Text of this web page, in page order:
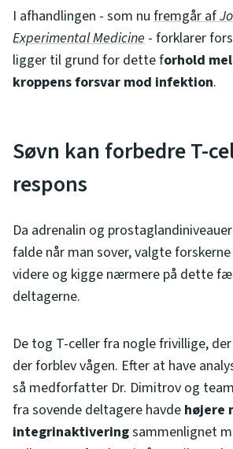
I afhandlingen - som nu fremgår af
Experimental Medicine - forklarer
ligger til grund for dette forhold
kroppens forsvar mod infektion.
Søvn kan forbedre T-
respons
Da adrenalin og
falde når man sover, valgte
videre og kigge nærmere på dette
deltagerne.
De tog T-celler fra nogle frivillige,
der forblev vågen. Efter at have
så medforfatter Dr. Dimitrov og
fra sovende deltagere havde højere
integrinaktiveringsammenlignet